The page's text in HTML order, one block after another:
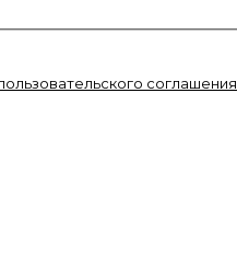
соглашения